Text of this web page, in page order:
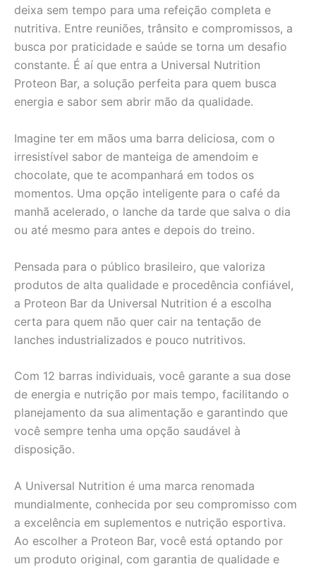
deixa sem tempo para uma refeição completa e
nutritiva. Entre reuniões, trânsito e compromissos, a
busca por praticidade e saúde se torna um desafio
constante. É aí que entra a Universal Nutrition
Proteon Bar, a solução perfeita para quem busca
energia e sabor sem abrir mão da qualidade.
Imagine ter em mãos uma barra deliciosa, com o
irresistível sabor de manteiga de amendoim e
chocolate, que te acompanhará em todos os
momentos. Uma opção inteligente para o café da
manhã acelerado, o lanche da tarde que salva o dia
ou até mesmo para antes e depois do treino.
Pensada para o público brasileiro, que valoriza
produtos de alta qualidade e procedência confiável,
a Proteon Bar da Universal Nutrition é a escolha
certa para quem não quer cair na tentação de
lanches industrializados e pouco nutritivos.
Com 12 barras individuais, você garante a sua dose
de energia e nutrição por mais tempo, facilitando o
planejamento da sua alimentação e garantindo que
você sempre tenha uma opção saudável à
disposição.
A Universal Nutrition é uma marca renomada
mundialmente, conhecida por seu compromisso com
a excelência em suplementos e nutrição esportiva.
Ao escolher a Proteon Bar, você está optando por
um produto original, com garantia de qualidade e